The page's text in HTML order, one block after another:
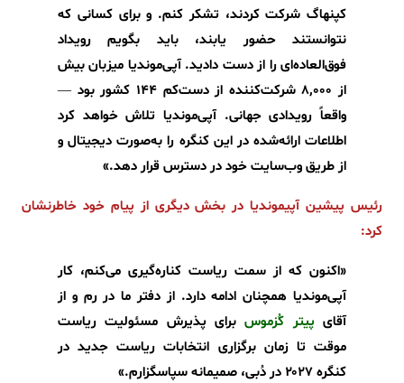
کپنهاگ شرکت کردند، تشکر کنم. و برای کسانی که
نتوانستند حضور یابند، باید بگویم رویداد
فوق‌العاده‌ای را از دست دادید. آپی‌موندیا میزبان بیش
از ۸٬۰۰۰ شرکت‌کننده از دست‌کم ۱۴۴ کشور بود —
واقعاً رویدادی جهانی. آپی‌موندیا تلاش خواهد کرد
اطلاعات ارائه‌شده در این کنگره را به‌صورت دیجیتال و
از طریق وب‌سایت خود در دسترس قرار دهد.»
رئیس پیشین آپیموندیا در بخش دیگری از پیام خود خاطرنشان
کرد:
«اکنون که از سمت ریاست کناره‌گیری می‌کنم، کار
آپی‌موندیا همچنان ادامه دارد. از دفتر ما در رم و از
آقایپیتر کُزموسبرای پذیرش مسئولیت ریاست
موقت تا زمان برگزاری انتخابات ریاست جدید در
کنگره ۲۰۲۷ در دُبی، صمیمانه سپاسگزارم.»